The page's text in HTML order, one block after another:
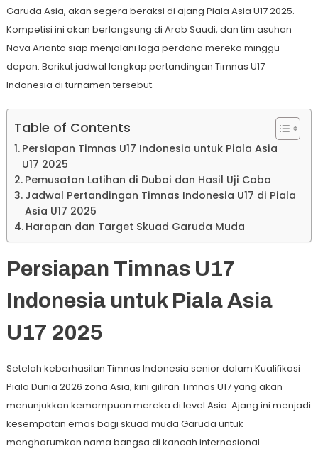
Garuda Asia, akan segera beraksi di ajang Piala Asia U17 2025.
Kompetisi ini akan berlangsung di Arab Saudi, dan tim asuhan
Nova Arianto siap menjalani laga perdana mereka minggu
depan. Berikut jadwal lengkap pertandingan Timnas U17
Indonesia di turnamen tersebut.
Table of Contents
Persiapan Timnas U17 Indonesia untuk Piala Asia
U17 2025
Pemusatan Latihan di Dubai dan Hasil Uji Coba
Jadwal Pertandingan Timnas Indonesia U17 di Piala
Asia U17 2025
Harapan dan Target Skuad Garuda Muda
Persiapan Timnas U17
Indonesia untuk Piala Asia
U17 2025
Setelah keberhasilan Timnas Indonesia senior dalam Kualifikasi
Piala Dunia 2026 zona Asia, kini giliran Timnas U17 yang akan
menunjukkan kemampuan mereka di level Asia. Ajang ini menjadi
kesempatan emas bagi skuad muda Garuda untuk
mengharumkan nama bangsa di kancah internasional.